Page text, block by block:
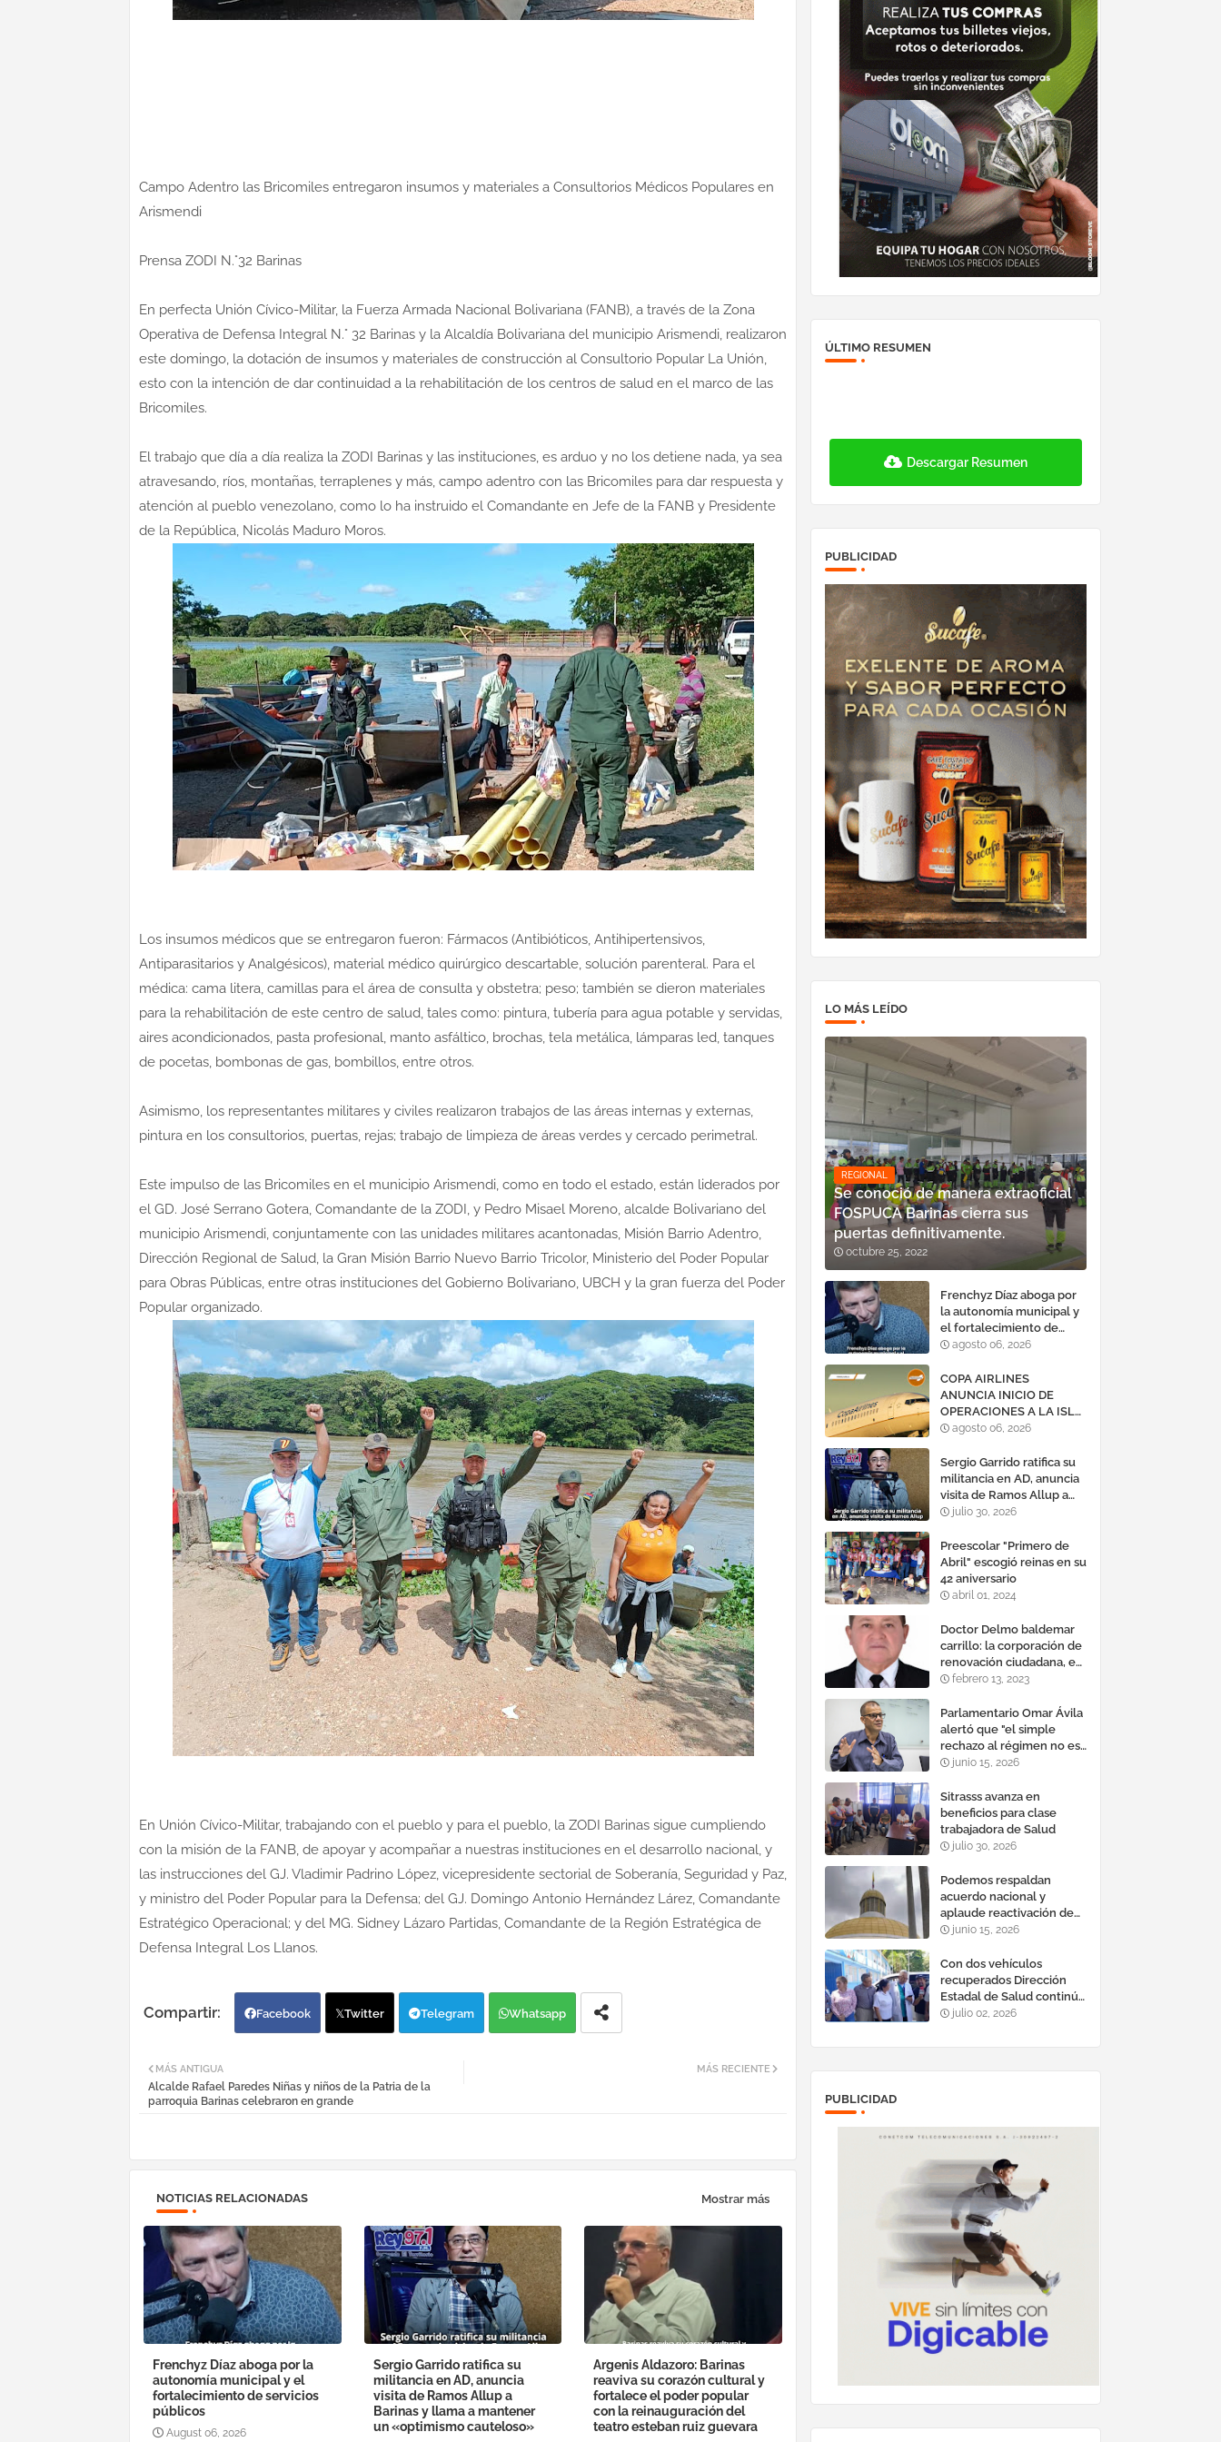
Campo Adentro las Bricomiles entregaron insumos y materiales a Consultorios Médicos Populares en
Arismendi
Prensa ZODI N.°32 Barinas
En perfecta Unión Cívico-Militar, la Fuerza Armada Nacional Bolivariana (FANB), a través de la Zona
Operativa de Defensa Integral N.° 32 Barinas y la Alcaldía Bolivariana del municipio Arismendi, realizaron
este domingo, la dotación de insumos y materiales de construcción al Consultorio Popular La Unión,
esto con la intención de dar continuidad a la rehabilitación de los centros de salud en el marco de las
Bricomiles.
El trabajo que día a día realiza la ZODI Barinas y las instituciones, es arduo y no los detiene nada, ya sea
atravesando, ríos, montañas, terraplenes y más, campo adentro con las Bricomiles para dar respuesta y
atención al pueblo venezolano, como lo ha instruido el Comandante en Jefe de la FANB y Presidente
de la República, Nicolás Maduro Moros.
Los insumos médicos que se entregaron fueron: Fármacos (Antibióticos, Antihipertensivos,
Antiparasitarios y Analgésicos), material médico quirúrgico descartable, solución parenteral. Para el
médica: cama litera, camillas para el área de consulta y obstetra; peso; también se dieron materiales
para la rehabilitación de este centro de salud, tales como: pintura, tubería para agua potable y servidas,
aires acondicionados, pasta profesional, manto asfáltico, brochas, tela metálica, lámparas led, tanques
de pocetas, bombonas de gas, bombillos, entre otros.
Asimismo, los representantes militares y civiles realizaron trabajos de las áreas internas y externas,
pintura en los consultorios, puertas, rejas; trabajo de limpieza de áreas verdes y cercado perimetral.
Este impulso de las Bricomiles en el municipio Arismendi, como en todo el estado, están liderados por
el GD. José Serrano Gotera, Comandante de la ZODI, y Pedro Misael Moreno, alcalde Bolivariano del
municipio Arismendi, conjuntamente con las unidades militares acantonadas, Misión Barrio Adentro,
Dirección Regional de Salud, la Gran Misión Barrio Nuevo Barrio Tricolor, Ministerio del Poder Popular
para Obras Públicas, entre otras instituciones del Gobierno Bolivariano, UBCH y la gran fuerza del Poder
Popular organizado.
En Unión Cívico-Militar, trabajando con el pueblo y para el pueblo, la ZODI Barinas sigue cumpliendo
con la misión de la FANB, de apoyar y acompañar a nuestras instituciones en el desarrollo nacional, y
las instrucciones del GJ. Vladimir Padrino López, vicepresidente sectorial de Soberanía, Seguridad y Paz,
y ministro del Poder Popular para la Defensa; del GJ. Domingo Antonio Hernández Lárez, Comandante
Estratégico Operacional; y del MG. Sidney Lázaro Partidas, Comandante de la Región Estratégica de
Defensa Integral Los Llanos.
Facebook Twitter Telegram Whatsapp
MÁS RECIENTE
MÁS ANTIGUA
Alcalde Rafael Paredes Niñas y niños de la Patria de la
parroquia Barinas celebraron en grande
NOTICIAS RELACIONADAS Mostrar más
Frenchyz Díaz aboga por la
autonomía municipal y el
fortalecimiento de servicios
públicos
August 06, 2026
Sergio Garrido ratifica su
militancia en AD, anuncia
visita de Ramos Allup a
Barinas y llama a mantener
un «optimismo cauteloso»
Argenis Aldazoro: Barinas
reaviva su corazón cultural y
fortalece el poder popular
con la reinauguración del
teatro esteban ruiz guevara
ÚLTIMO RESUMEN
Descargar Resumen
PUBLICIDAD
LO MÁS LEÍDO
REGIONAL
Se conoció de manera extraoficial
FOSPUCA Barinas cierra sus
puertas definitivamente.
octubre 25, 2022
Frenchyz Díaz aboga por
la autonomía municipal y
el fortalecimiento de
servicios públicos
agosto 06, 2026
COPA AIRLINES
ANUNCIA INICIO DE
OPERACIONES A LA ISLA
DE MARGARITA,
agosto 06, 2026
Sergio Garrido ratifica su
militancia en AD, anuncia
visita de Ramos Allup a
Barinas y llama a
cauteloso»
julio 30, 2026
Preescolar "Primero de
Abril" escogió reinas en su
42 aniversario
abril 01, 2024
Doctor Delmo baldemar
carrillo: la corporación de
renovación ciudadana, es
un banco mundial de
febrero 13, 2023
Parlamentario Omar Ávila
alertó que "el simple
rechazo al régimen no es
suficiente para lograr un
efectivo"
junio 15, 2026
Sitrasss avanza en
beneficios para clase
trabajadora de Salud
julio 30, 2026
Podemos respaldan
acuerdo nacional y
aplaude reactivación de
Tocoma con la
megavatios al sistema
eléctrico nacional
junio 15, 2026
Con dos vehículos
recuperados Dirección
Estadal de Salud continúa
plan de refacción de su
julio 02, 2026
PUBLICIDAD